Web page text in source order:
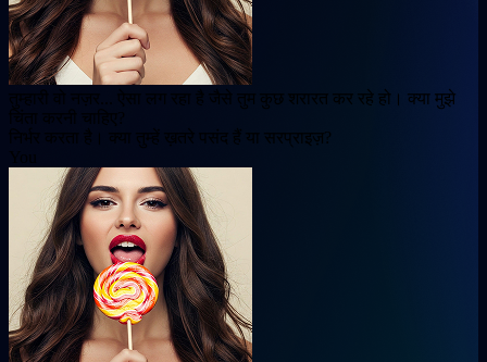
तुम्हारी वो नज़र... ऐसा लग रहा है जैसे तुम कुछ शरारत कर रहे हो। क्या मुझे
चिंता करनी चाहिए?
निर्भर करता है। क्या तुम्हें ख़तरे पसंद हैं या सरप्राइज़?
You